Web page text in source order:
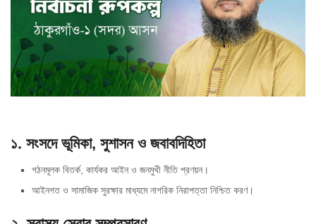
১. সংসদে ভূমিকা, সুশাসন ও জবাবদিহিতা
গঠনমূলক বিতর্ক, কার্যকর আইন ও জনমুখী নীতি প্রণয়ন।
আইনগত ও সামাজিক সুরক্ষার মাধ্যমে নাগরিক নিরাপত্তা নিশ্চিত করণ।